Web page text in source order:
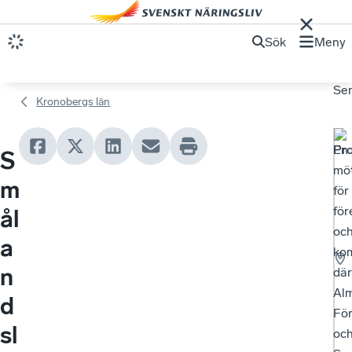
Sök Meny
Kronobergs län
S
m
ål
a
n
d
sl
En
för
där